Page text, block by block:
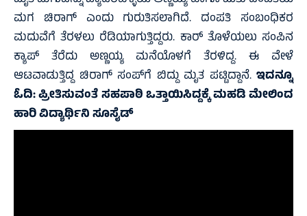
ಮಗ ಚಿರಾಗ್‌ ಎಂದು ಗುರುತಿಸಲಾಗಿದೆ. ದಂಪತಿ ಸಂಬಂಧಿಕರ
ಮದುವೆಗೆ ತೆರಳಲು ರೆಡಿಯಾಗುತ್ತಿದ್ದರು. ಕಾರ್ ತೊಳೆಯಲು ಸಂಪಿನ
ಕ್ಯಾಪ್‌ ತೆರೆದು ಅಣ್ಣಯ್ಯ ಮನೆಯೊಳಗೆ ತೆರಳಿದ್ದ. ಈ ವೇಳೆ
ಆಟವಾಡುತ್ತಿದ್ದ ಚಿರಾಗ್ ಸಂಪ್‌ಗೆ ಬಿದ್ದು ಮೃತ ಪಟ್ಟಿದ್ದಾನೆ. ಇದನ್ನೂ
ಓದಿ:ಪ್ರೀತಿಸುವಂತೆ ಸಹಪಾಠಿ ಒತ್ತಾಯಿಸಿದ್ದಕ್ಕೆ ಮಹಡಿ ಮೇಲಿಂದ
ಹಾರಿ ವಿದ್ಯಾರ್ಥಿನಿ ಸೂಸೈಡ್